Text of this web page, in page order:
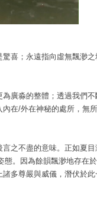
喜；永遠指向虛無飄渺
廣淼的整體；透過我們
在/外在神秘的處所，無
之不盡的意味。正如夏
態。因為餘韻飄渺地存在
多尊嚴與威儀，潛伏於